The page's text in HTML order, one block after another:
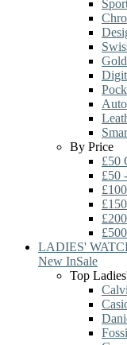
Gold
By Price
£50
£50
LADIES'
New InSale
Top